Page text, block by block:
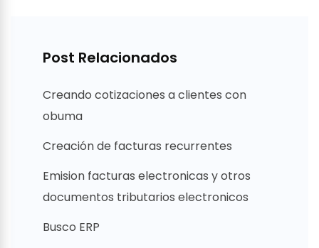
Post Relacionados
Creando cotizaciones a clientes con
obuma
Creación de facturas recurrentes
Emision facturas electronicas y otros
documentos tributarios electronicos
Busco ERP